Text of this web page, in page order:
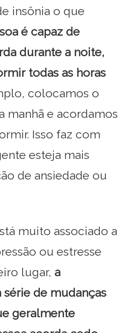
insônia o que
é capaz de
durante a noite,
todas as horas
colocamos o
manhã e acordamos
Isso faz com
esteja mais
de ansiedade ou
muito associado a
ou estresse
lugar, a
série de mudanças
geralmente